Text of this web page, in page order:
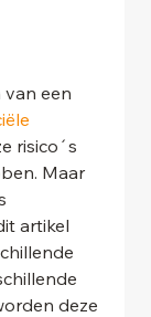
een
risico´s
Maar
artikel
deze